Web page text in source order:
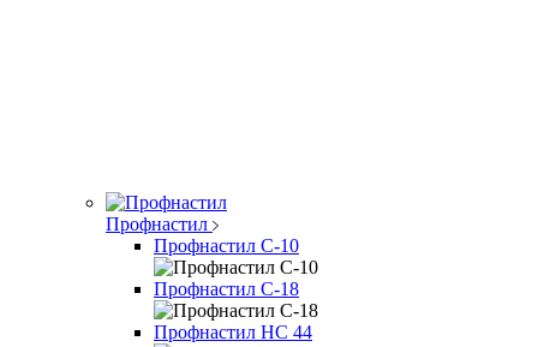
Профнастил
Профнастил С-10
Профнастил С-18
Профнастил НС 44